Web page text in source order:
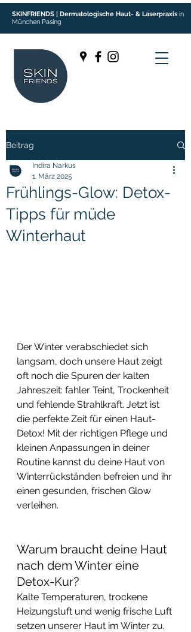
SKINFRIENDS | Dermatologische Haut- & Laserpraxis in
München Pasing
Beitrag
Frühlings-Glow: Detox-
Tipps für müde
Winterhaut
Indira Narkus
1. März 2025
Der Winter verabschiedet sich
langsam, doch unsere Haut zeigt
oft noch die Spuren der kalten
Jahreszeit: fahler Teint, Trockenheit
und fehlende Strahlkraft. Jetzt ist
die perfekte Zeit für einen Haut-
Detox! Mit der richtigen Pflege und
kleinen Anpassungen in deiner
Routine kannst du deine Haut von
Winterrückständen befreien und ihr
einen gesunden, frischen Glow
verleihen.
Warum braucht deine Haut
nach dem Winter eine
Detox-Kur?
Kalte Temperaturen, trockene
Heizungsluft und wenig frische Luft
setzen unserer Haut im Winter zu.